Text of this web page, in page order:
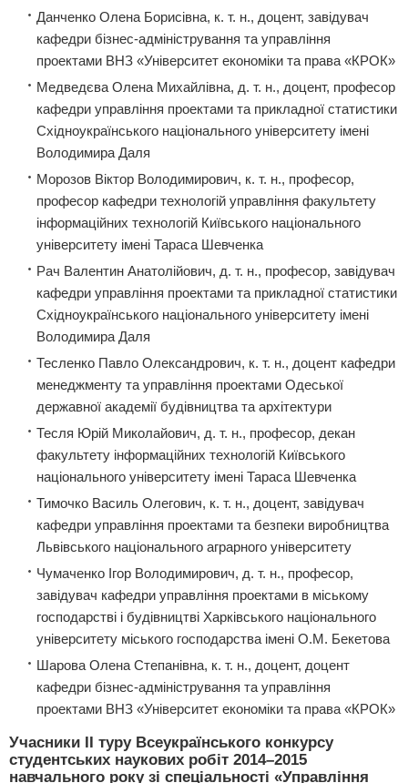
Данченко Олена Борисівна, к. т. н., доцент, завідувач
кафедри бізнес-адміністрування та управління
проектами ВНЗ «Університет економіки та права «КРОК»
Медведєва Олена Михайлівна, д. т. н., доцент, професор
кафедри управління проектами та прикладної статистики
Східноукраїнського національного університету імені
Володимира Даля
Морозов Віктор Володимирович, к. т. н., професор,
професор кафедри технологій управління факультету
інформаційних технологій Київського національного
університету імені Тараса Шевченка
Рач Валентин Анатолійович, д. т. н., професор, завідувач
кафедри управління проектами та прикладної статистики
Східноукраїнського національного університету імені
Володимира Даля
Тесленко Павло Олександрович, к. т. н., доцент кафедри
менеджменту та управління проектами Одеської
державної академії будівництва та архітектури
Тесля Юрій Миколайович, д. т. н., професор, декан
факультету інформаційних технологій Київського
національного університету імені Тараса Шевченка
Тимочко Василь Олегович, к. т. н., доцент, завідувач
кафедри управління проектами та безпеки виробництва
Львівського національного аграрного університету
Чумаченко Ігор Володимирович, д. т. н., професор,
завідувач кафедри управління проектами в міському
господарстві і будівництві Харківського національного
університету міського господарства імені О.М. Бекетова
Шарова Олена Степанівна, к. т. н., доцент, доцент
кафедри бізнес-адміністрування та управління
проектами ВНЗ «Університет економіки та права «КРОК»
Учасники ІІ туру Всеукраїнського конкурсу
студентських наукових робіт 2014–2015
навчального року зі спеціальності «Управління